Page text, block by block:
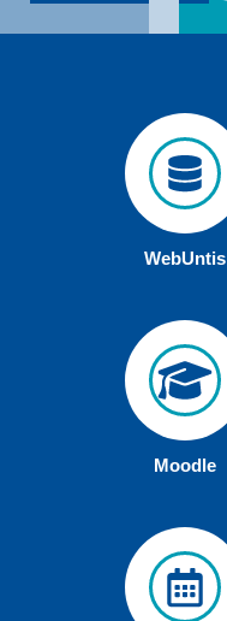
WebUntis
Moodle